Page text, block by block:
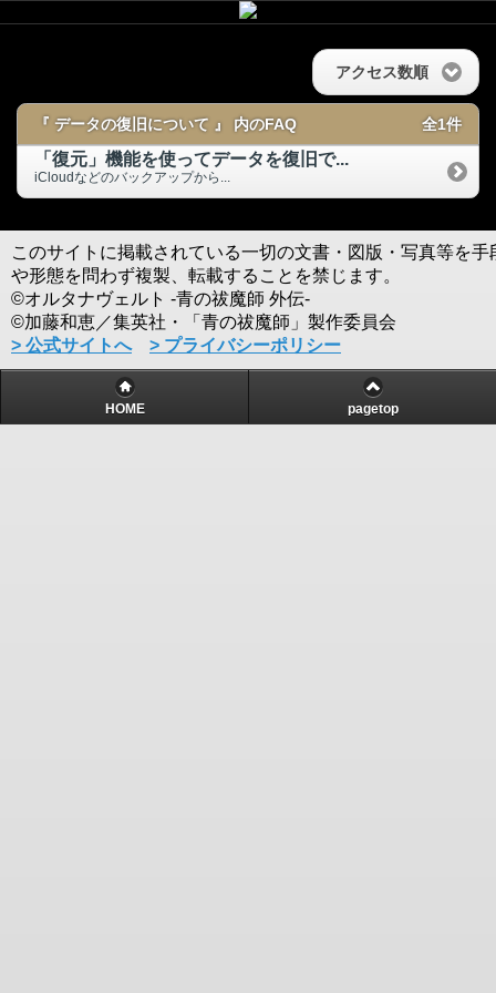
アクセス数順
『 データの復旧について 』 内のFAQ 全1件
「復元」機能を使ってデータを復旧で...
iCloudなどのバックアップから...
このサイトに掲載されている一切の文書・図版・写真等を手
や形態を問わず複製、転載することを禁じます。
©オルタナヴェルト -青の祓魔師 外伝-
©加藤和恵／集英社・「青の祓魔師」製作委員会
> 公式サイトへ
> プライバシーポリシー
HOME pagetop